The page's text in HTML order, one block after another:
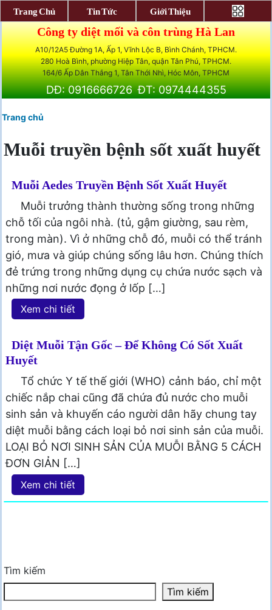
Công ty diệt mối và côn trùng Hà Lan
A10/12A5 Đường 1A, Ấp 1, Vĩnh Lộc B, Bình Chánh, TPHCM.
280 Hoà Bình, phường Hiệp Tân, quận Tân Phú, TPHCM.
164/6 Ấp Dân Thắng 1, Tân Thới Nhì, Hóc Môn, TPHCM
DĐ: 0916666726 ĐT: 0974444355
Trang chủ
Muỗi truyền bệnh sốt xuất huyết
Muỗi Aedes Truyền Bệnh Sốt Xuất Huyết
Muỗi trưởng thành thường sống trong những
chỗ tối của ngôi nhà. (tủ, gậm giường, sau rèm,
trong màn). Vì ở những chỗ đó, muỗi có thể tránh
gió, mưa và giúp chúng sống lâu hơn. Chúng thích
đẻ trứng trong những dụng cụ chứa nước sạch và
những nơi nước đọng ở lốp […]
Xem chi tiết
Diệt Muỗi Tận Gốc – Để Không Có Sốt Xuất
Huyết
Tổ chức Y tế thế giới (WHO) cảnh báo, chỉ một
chiếc nắp chai cũng đã chứa đủ nước cho muỗi
sinh sản và khuyến cáo người dân hãy chung tay
diệt muỗi bằng cách loại bỏ nơi sinh sản của muỗi.
LOẠI BỎ NƠI SINH SẢN CỦA MUỖI BẰNG 5 CÁCH
ĐƠN GIẢN […]
Xem chi tiết
Tìm kiếm
Tìm kiếm
Trang Chủ Tin Tức Giới Thiệu